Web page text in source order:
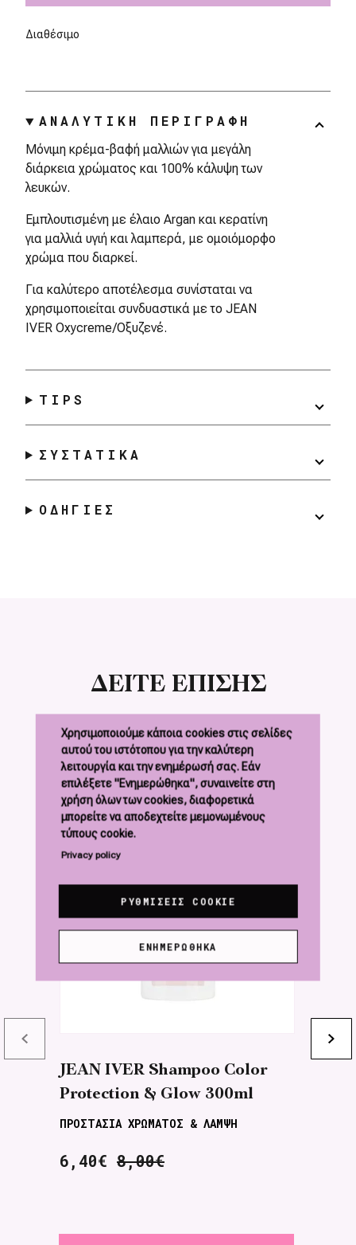
Διαθέσιμο
ΑΝΑΛΥΤΙΚΗ ΠΕΡΙΓΡΑΦΗ
Μόνιμη κρέμα-βαφή μαλλιών για μεγάλη
διάρκεια χρώματος και 100% κάλυψη των
λευκών.
Εμπλουτισμένη με έλαιο Argan και κερατίνη
για μαλλιά υγιή και λαμπερά, με ομοιόμορφο
χρώμα που διαρκεί.
Για καλύτερο αποτέλεσμα συνίσταται να
χρησιμοποιείται συνδυαστικά με το JEAN
IVER Oxycreme/Οξυζενέ.
TIPS
ΣΥΣΤΑΤΙΚΑ
ΟΔΗΓΙΕΣ
ΔΕΙΤΕ ΕΠΙΣΗΣ
JEAN IVER Shampoo Color
Protection & Glow 300ml
ΠΡΟΣΤΑΣΙΑ ΧΡΩΜΑΤΟΣ & ΛΑΜΨΗ
6,40€ 8,00€
Χρησιμοποιούμε κάποια cookies στις σελίδες
αυτού του ιστότοπου για την καλύτερη
λειτουργία και την ενημέρωσή σας. Εάν
επιλέξετε "Ενημερώθηκα", συναινείτε στη
χρήση όλων των cookies, διαφορετικά
μπορείτε να αποδεχτείτε μεμονωμένους
τύπους cookie.
Privacy policy
ΡΥΘΜΊΣΕΙΣ COOKIE
ΕΝΗΜΕΡΏΘΗΚΑ